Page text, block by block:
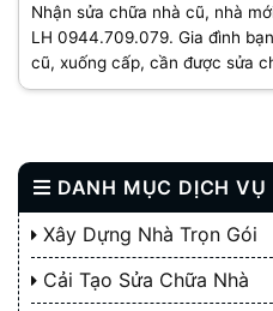
Nhận sửa chữa nhà cũ, nhà
LH 0944.709.079. Gia đình
cũ, xuống cấp, cần được sửa
ngôi nhà mới [...]
DANH MỤC DỊCH VỤ
Xây Dựng Nhà Trọn Gói
Cải Tạo Sửa Chữa Nhà